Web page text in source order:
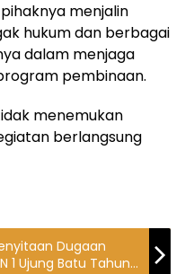
menjalin
hukum dan berbagai
dalam menjaga
pembinaan.
menemukan
berlangsung
Dugaan
1 Ujung Batu Tahun